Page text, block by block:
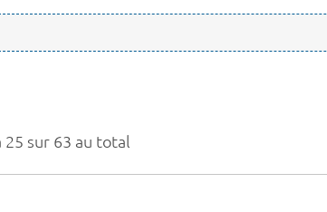
25 sur 63 au total